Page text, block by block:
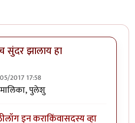
सुंदर झालाय हा
2017 17:58
पुलेशु
लॉग इन कराकिंवासदस्य व्हा